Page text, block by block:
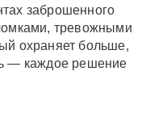
заброшенного
тревожными
охраняет больше,
— каждое решение